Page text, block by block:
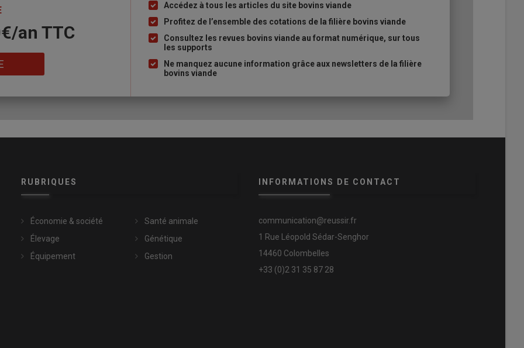
la position et les mouvements de la tête, des oreilles
an​ TTC
Liste
à
puce
Accédez à tous les articles du site bovins viande
Profitez de l’ensemble des cotations de la filière bovins viande
Consultez les revues bovins viande au format numérique, sur tous
les supports
Ne manquez aucune information grâce aux newsletters de la filière
bovins viande
RUBRIQUES
Économie & société
Élevage
Équipement
Santé animale
Génétique
Gestion
INFORMATIONS DE CONTACT
communication@reussir.fr
1 Rue Léopold Sédar-Senghor
14460 Colombelles
+33 (0)2 31 35 87 28